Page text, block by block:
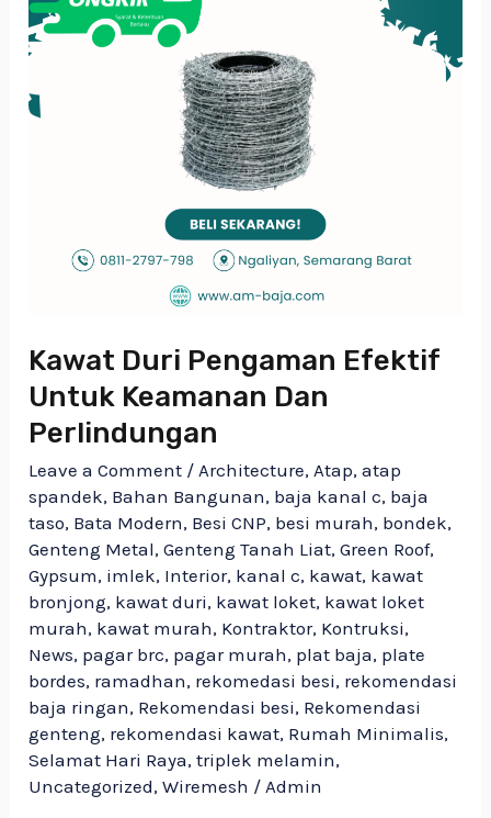
Kawat Duri Pengaman Efektif
Untuk Keamanan Dan
Perlindungan
Leave a Comment /Architecture,Atap,atap
spandek, Bahan Bangunan, baja kanal c, baja
taso, Bata Modern, Besi CNP, besi murah, bondek,
Genteng Metal,Genteng Tanah Liat,Green Roof,
Gypsum, imlek, Interior, kanal c, kawat, kawat
bronjong, kawat duri, kawat loket, kawat loket
murah, kawat murah, Kontraktor, Kontruksi,
News, pagar brc, pagar murah, plat baja, plate
bordes, ramadhan, rekomedasi besi, rekomendasi
baja ringan, Rekomendasi besi, Rekomendasi
genteng, rekomendasi kawat, Rumah Minimalis,
Selamat Hari Raya,triplek melamin,
Uncategorized,Wiremesh /Admin
Perlindungan